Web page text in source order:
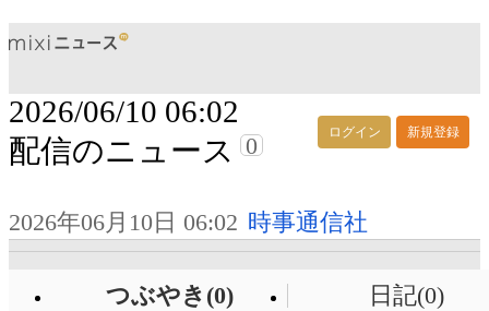
ログイン 新規登録
2026/06/10 06:02
配信のニュース
0
2026年06月10日 06:02 時事通信社
つぶやき(0) 日記(0)